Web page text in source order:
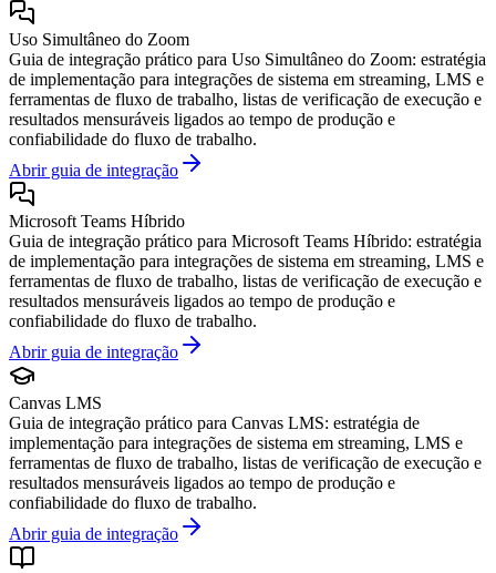
Uso Simultâneo do Zoom
Guia de integração prático para Uso Simultâneo do Zoom: estratégia
de implementação para integrações de sistema em streaming, LMS e
ferramentas de fluxo de trabalho, listas de verificação de execução e
resultados mensuráveis ligados ao tempo de produção e
confiabilidade do fluxo de trabalho.
Abrir guia de integração
Microsoft Teams Híbrido
Guia de integração prático para Microsoft Teams Híbrido: estratégia
de implementação para integrações de sistema em streaming, LMS e
ferramentas de fluxo de trabalho, listas de verificação de execução e
resultados mensuráveis ligados ao tempo de produção e
confiabilidade do fluxo de trabalho.
Abrir guia de integração
Canvas LMS
Guia de integração prático para Canvas LMS: estratégia de
implementação para integrações de sistema em streaming, LMS e
ferramentas de fluxo de trabalho, listas de verificação de execução e
resultados mensuráveis ligados ao tempo de produção e
confiabilidade do fluxo de trabalho.
Abrir guia de integração